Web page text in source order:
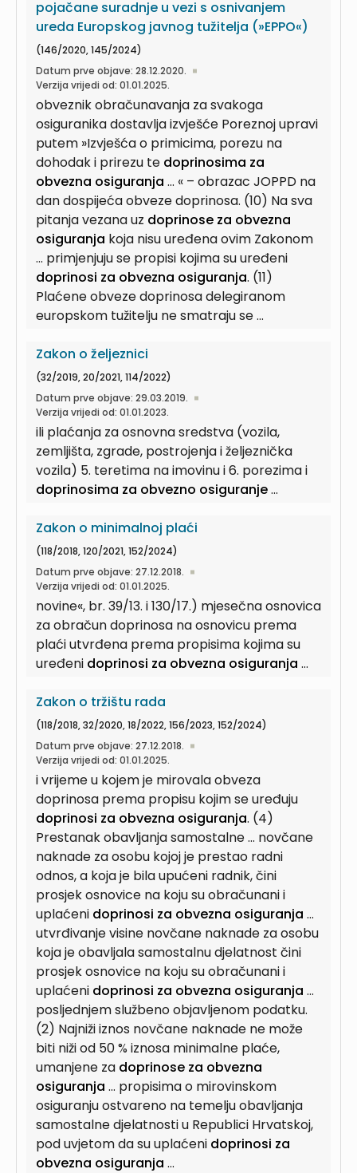
pojačane suradnje u vezi s osnivanjem
ureda Europskog javnog tužitelja (»EPPO«)
(146/2020, 145/2024)
Datum prve objave: 28.12.2020.
Verzija vrijedi od: 01.01.2025.
obveznik obračunavanja za svakoga
osiguranika dostavlja izvješće Poreznoj upravi
putem »Izvješća o primicima, porezu na
dohodak i prirezu te doprinosima za
obvezna osiguranja ... « – obrazac JOPPD na
dan dospijeća obveze doprinosa. (10) Na sva
pitanja vezana uz doprinose za obvezna
osiguranja koja nisu uređena ovim Zakonom
... primjenjuju se propisi kojima su uređeni
doprinosi za obvezna osiguranja. (11)
Plaćene obveze doprinosa delegiranom
europskom tužitelju ne smatraju se ...
Zakon o željeznici
(32/2019, 20/2021, 114/2022)
Datum prve objave: 29.03.2019.
Verzija vrijedi od: 01.01.2023.
ili plaćanja za osnovna sredstva (vozila,
zemljišta, zgrade, postrojenja i željeznička
vozila) 5. teretima na imovinu i 6. porezima i
doprinosima za obvezno osiguranje...
Zakon o minimalnoj plaći
(118/2018, 120/2021, 152/2024)
Datum prve objave: 27.12.2018.
Verzija vrijedi od: 01.01.2025.
novine«, br. 39/13. i 130/17.) mjesečna osnovica
za obračun doprinosa na osnovicu prema
plaći utvrđena prema propisima kojima su
uređeni doprinosi za obvezna osiguranja ...
Zakon o tržištu rada
(118/2018, 32/2020, 18/2022, 156/2023, 152/2024)
Datum prve objave: 27.12.2018.
Verzija vrijedi od: 01.01.2025.
i vrijeme u kojem je mirovala obveza
doprinosa prema propisu kojim se uređuju
doprinosi za obvezna osiguranja. (4)
Prestanak obavljanja samostalne ... novčane
naknade za osobu kojoj je prestao radni
odnos, a koja je bila upućeni radnik, čini
prosjek osnovice na koju su obračunani i
uplaćeni doprinosi za obvezna osiguranja ...
utvrđivanje visine novčane naknade za osobu
koja je obavljala samostalnu djelatnost čini
prosjek osnovice na koju su obračunani i
uplaćeni doprinosi za obvezna osiguranja ...
posljednjem službeno objavljenom podatku.
(2) Najniži iznos novčane naknade ne može
biti niži od 50 % iznosa minimalne plaće,
umanjene za doprinose za obvezna
osiguranja ... propisima o mirovinskom
osiguranju ostvareno na temelju obavljanja
samostalne djelatnosti u Republici Hrvatskoj,
pod uvjetom da su uplaćeni doprinosi za
obvezna osiguranja ...